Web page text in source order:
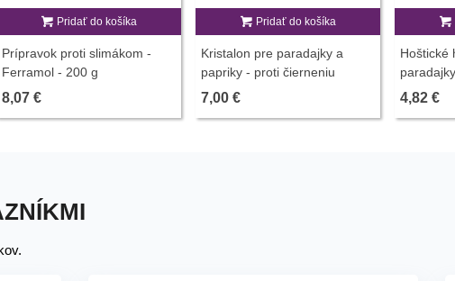
Pridať do košíka
Prípravok proti slimákom -
Ferramol - 200 g
8,07 €
Pridať do košíka
Kristalon pre paradajky a
papriky - proti čierneniu
plodov - 0,5 kg
7,00 €
Hoštické
4,82 €